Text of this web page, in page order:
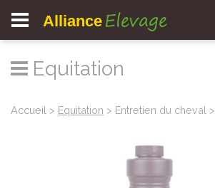
Alliance Elevage
Equitation
Accueil > Equitation > Entretien du cheval >